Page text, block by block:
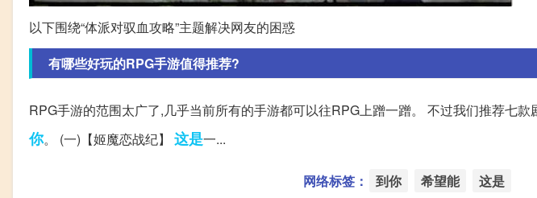
以下围绕“体派对驭血攻略”主题解决网友的困惑
有哪些好玩的RPG手游值得推荐?
RPG手游的范围太广了,几乎当前所有的手游都可以往RPG上蹭一蹭。 不过我们推荐七
你。 (一)【姬魔恋战纪】 这是一...
网络标签： 到你 希望能 这是